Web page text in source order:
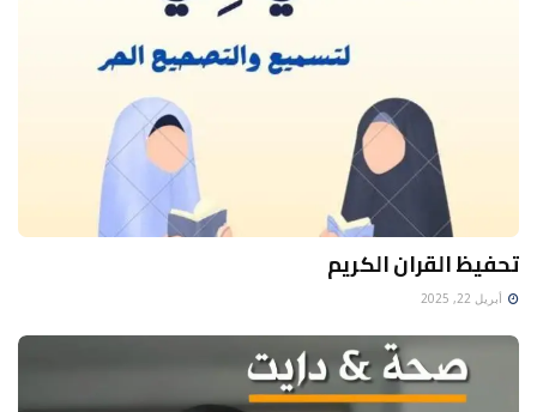
تحفيظ القران الكريم
أبريل 22, 2025